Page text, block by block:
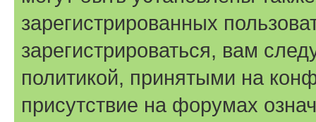
зарегистрированных
зарегистрироваться, вам
политикой, принятыми на
присутствие на форумах